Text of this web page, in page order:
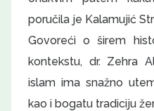
poručila je Kalamujić
Govoreći o širem
kontekstu, dr. Zehra
islam ima snažno
kao i bogatu tradiciju